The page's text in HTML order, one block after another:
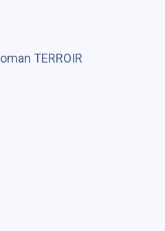
TERROIR